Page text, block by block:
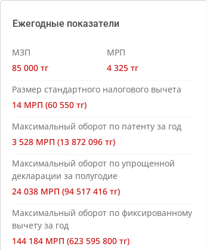
Ежегодные показатели
МЗП
85 000 тг
МРП
4 325 тг
Размер стандартного налогового вычета
14 МРП (60 550 тг)
Максимальный оборот по патенту за год
3 528 МРП (13 872 096 тг)
Максимальный оборот по упрощенной
декларации за полугодие
24 038 МРП (94 517 416 тг)
Максимальный оборот по фиксированному
вычету за год
144 184 МРП (623 595 800 тг)